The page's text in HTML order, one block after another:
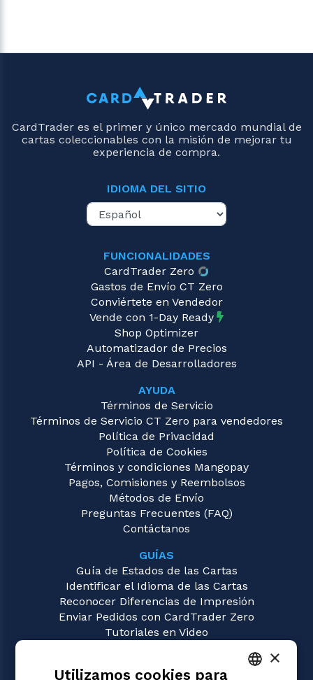
CardTrader es el primer y único mercado mundial de
cartas coleccionables con la misión de mejorar tu
experiencia de compra.
IDIOMA DEL SITIO
FUNCIONALIDADES
CardTrader Zero
Gastos de Envío CT Zero
Conviértete en Vendedor
Vende con 1-Day Ready
Shop Optimizer
Automatizador de Precios
API - Área de Desarrolladores
AYUDA
Términos de Servicio
Términos de Servicio CT Zero para vendedores
Política de Privacidad
Política de Cookies
Términos y condiciones Mangopay
Pagos, Comisiones y Reembolsos
Métodos de Envío
Preguntas Frecuentes (FAQ)
Contáctanos
GUÍAS
Guía de Estados de las Cartas
Identificar el Idioma de las Cartas
Reconocer Diferencias de Impresión
Enviar Pedidos con CardTrader Zero
Tutoriales en Video
Magic: the Gathering
×
Utilizamos cookies para